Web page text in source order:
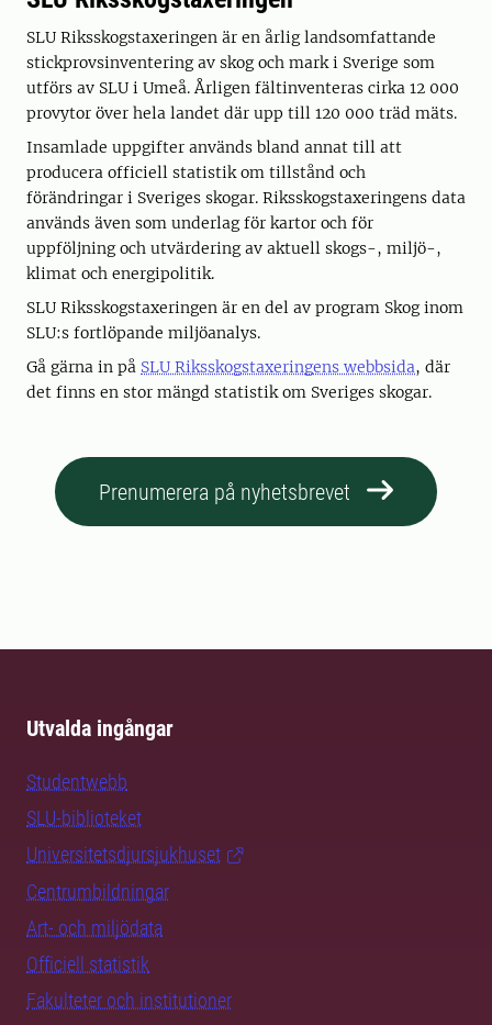
SLU Riksskogstaxeringen är en årlig landsomfattande
stickprovsinventering av skog och mark i Sverige som
utförs av SLU i Umeå. Årligen fältinventeras cirka 12 000
provytor över hela landet där upp till 120 000 träd mäts.
Insamlade uppgifter används bland annat till att
producera officiell statistik om tillstånd och
förändringar i Sveriges skogar. Riksskogstaxeringens data
används även som underlag för kartor och för
uppföljning och utvärdering av aktuell skogs-, miljö-,
klimat och energipolitik.
SLU Riksskogstaxeringen är en del av program Skog inom
SLU:s fortlöpande miljöanalys.
Gå gärna in på SLU Riksskogstaxeringens webbsida, där
det finns en stor mängd statistik om Sveriges skogar.
Prenumerera på nyhetsbrevet
Utvalda ingångar
Studentwebb
SLU-biblioteket
Universitetsdjursjukhuset
Centrumbildningar
Art- och miljödata
Officiell statistik
Fakulteter och institutioner